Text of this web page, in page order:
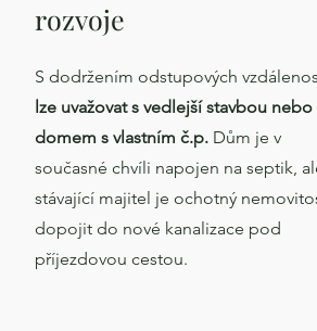
rozvoje
S dodržením odstupových
lze uvažovat s vedlejší stavbou nebo
domem s vlastním č.p. Dům je v
současné chvíli napojen na septik,
stávající majitel je ochotný
dopojit do nové kanalizace pod
příjezdovou cestou.